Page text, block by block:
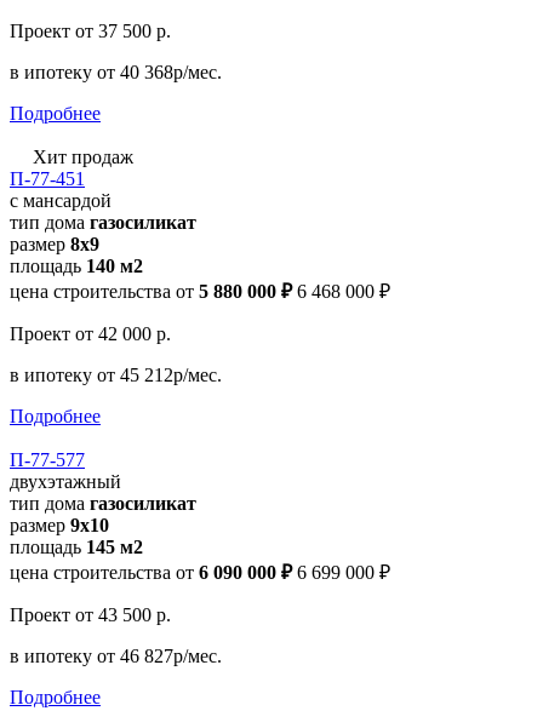
Проект от 37 500 р.
в ипотеку от 40 368р/мес.
Подробнее
Хит продаж
П-77-451
с мансардой
тип дома газосиликат
размер 8х9
площадь 140 м2
цена строительства от 5 880 000 ₽ 6 468 000 ₽
Проект от 42 000 р.
в ипотеку от 45 212р/мес.
Подробнее
П-77-577
двухэтажный
тип дома газосиликат
размер 9х10
площадь 145 м2
цена строительства от 6 090 000 ₽ 6 699 000 ₽
Проект от 43 500 р.
в ипотеку от 46 827р/мес.
Подробнее